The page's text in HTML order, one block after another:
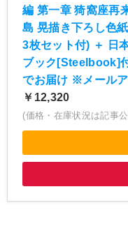
編 第一章 猗窩座再
島 晃描き下ろし色
3枚セット付) ＋ 日
ブック[Steelbook]
でお届け ※メール
￥12,320
(価格・在庫状況は記事